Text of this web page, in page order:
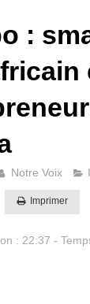
:
Notre Voix
Imprimer
: 22:37 -